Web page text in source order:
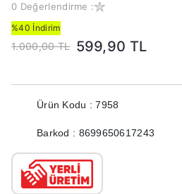
0 Değerlendirme :
%40 İndirim
1.000,00 TL 599,90 TL
Ürün Kodu : 7958
Barkod : 8699650617243